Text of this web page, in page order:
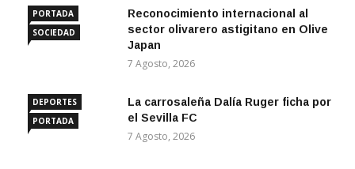
PORTADA
SOCIEDAD
Reconocimiento internacional al
sector olivarero astigitano en Olive
Japan
7 Agosto, 2026
DEPORTES
PORTADA
La carrosaleña Dalía Ruger ficha por
el Sevilla FC
7 Agosto, 2026